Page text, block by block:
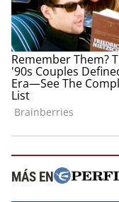
MÁS EN